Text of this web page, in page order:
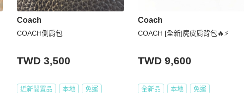
Coach
COACH側肩包
TWD 3,500
近新閒置品 本地 免運
Coach
COACH [全新]麂皮肩背包🔥⚡️
TWD 9,600
全新品 本地 免運